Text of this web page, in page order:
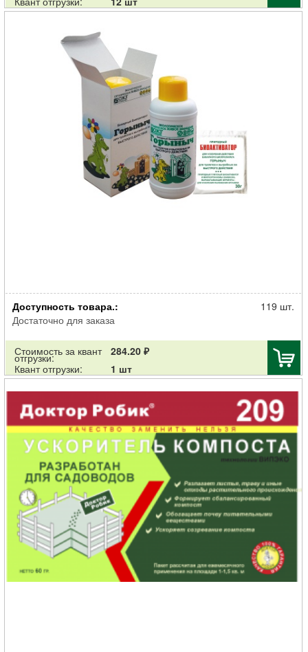
Очиститель БашИнком Горыныч для септиков, туалетов и
выгребных ям 0,5л
Доступность товара.:
Достаточно для заказа
119 шт.
Стоимость за квант
отгрузки:
284.20 ₽
Квант отгрузки:
1 шт